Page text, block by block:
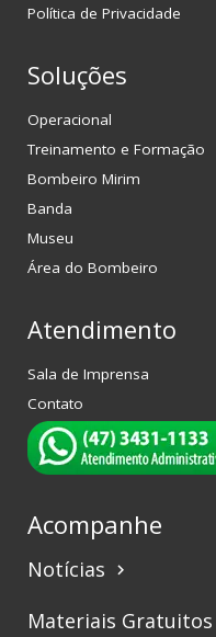
Política de Privacidade
Soluções
Operacional
Treinamento e Formação
Bombeiro Mirim
Banda
Museu
Área do Bombeiro
Atendimento
Sala de Imprensa
Contato
Acompanhe
Notícias keyboard_arrow_right
Materiais Gratuitos